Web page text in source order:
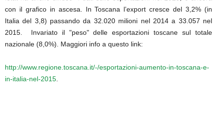
con il grafico in ascesa. In Toscana l’export cresce del 3,2% (in
Italia del 3,8) passando da 32.020 milioni nel 2014 a 33.057 nel
2015. Invariato il "peso" delle esportazioni toscane sul totale
nazionale (8,0%). Maggiori info a questo link:
http://www.regione.toscana.it/-/esportazioni-aumento-in-toscana-e-
in-italia-nel-2015